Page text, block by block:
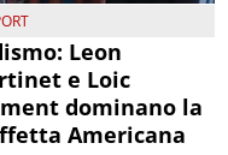
Leon
e Loic
dominano la
Americana